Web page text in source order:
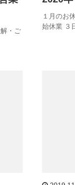
・ご
１月のお
始休業 ３